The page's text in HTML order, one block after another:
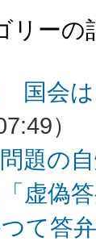
リーの
国会は
）
題の
虚偽
て答